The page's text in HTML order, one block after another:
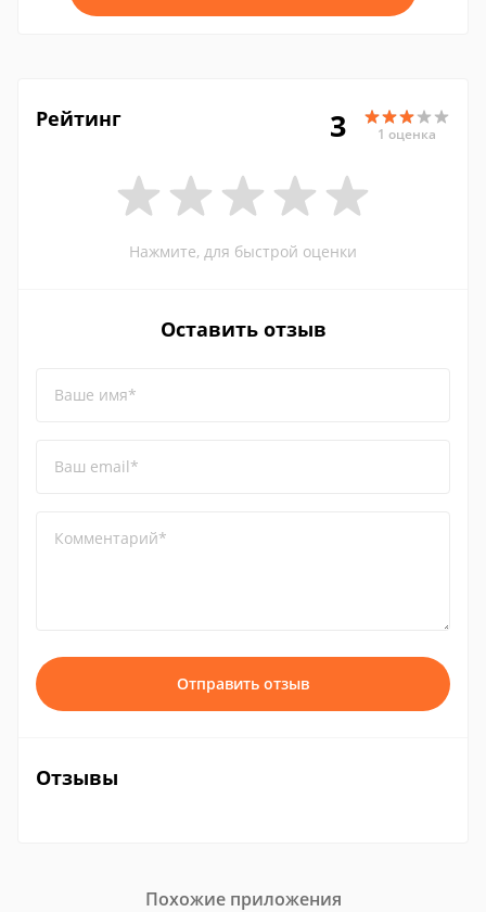
Рейтинг 3 1 оценка
Нажмите, для быстрой оценки
Оставить отзыв
Ваше имя*
Ваш email*
Комментарий*
Отправить отзыв
Отзывы
Похожие приложения